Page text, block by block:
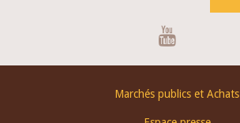
Marchés publics et Achats